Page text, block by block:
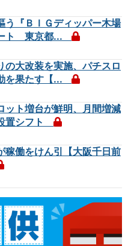
う『ＢＩＧディッパー木場
ト 東京都...
の大改装を実施、パチスロ
を果たす【...
ット増台が鮮明、月間増減
置シフト
稼働をけん引【大阪千日前